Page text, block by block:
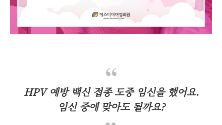
HPV 예방 백신 접종 도중 임신을 했어요.
임신 중에 맞아도 될까요?